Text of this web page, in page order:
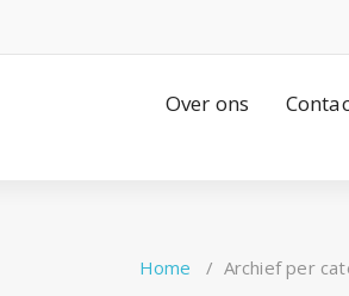
Over ons
Home / Archief per